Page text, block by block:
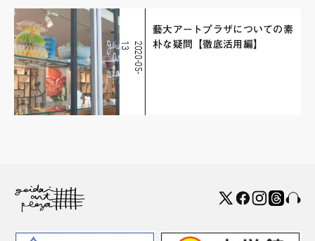
2
0
2
0
-
0
5
-
1
3
藝大アートプラザについての素
朴な疑問【徹底活用編】